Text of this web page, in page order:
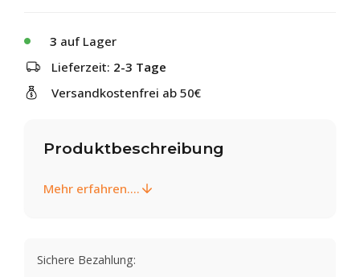
3 auf Lager
Lieferzeit: 2-3 Tage
Versandkostenfrei ab 50€
Produktbeschreibung
Mehr erfahren....
Sichere Bezahlung: